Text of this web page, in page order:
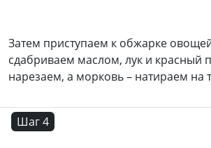
Затем приступаем к обжарке
сдабриваем маслом, лук и красный
нарезаем, а морковь – натираем на
Шаг 4